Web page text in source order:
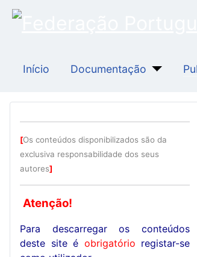
Início Documentação
[Os conteúdos disponibilizados são da
exclusiva responsabilidade dos seus
autores]
Atenção!
Para descarregar os conteúdos
deste site é obrigatório registar-se